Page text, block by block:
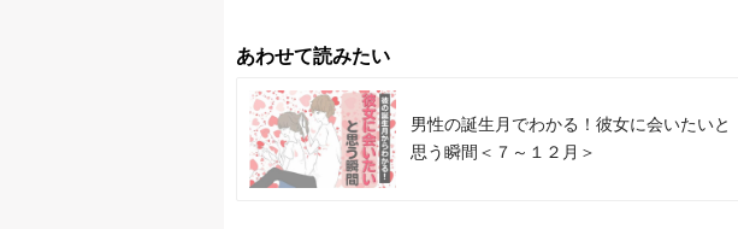
あわせて読みたい
男性の誕生月でわかる！彼女に会いたいと
思う瞬間＜７～１２月＞